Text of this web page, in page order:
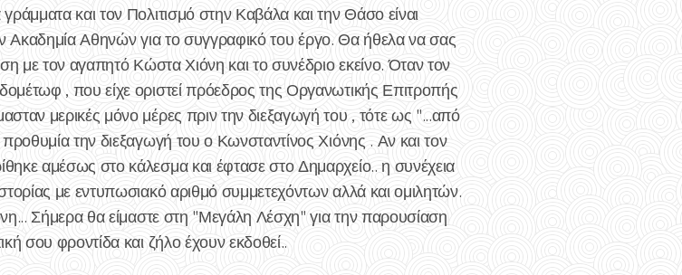
και τον Πολιτισμό στην Καβάλα και την Θάσο είναι
Ακαδημία Αθηνών για το συγγραφικό του έργο. Θα ήθελα να σας
με τον αγαπητό Κώστα Χιόνη και το συνέδριο εκείνο. Όταν τον
, που είχε οριστεί πρόεδρος της Οργανωτικής Επιτροπής
μερικές μόνο μέρες πριν την διεξαγωγή του , τότε ως "...από
την διεξαγωγή του ο Κωνσταντίνος Χιόνης . Αν και τον
αμέσως στο κάλεσμα και έφτασε στο Δημαρχείο.. η συνέχεια
με εντυπωσιακό αριθμό συμμετεχόντων αλλά και ομιλητών.
Σήμερα θα είμαστε στη "Μεγάλη Λέσχη" για την παρουσίαση
σου φροντίδα και ζήλο έχουν εκδοθεί..